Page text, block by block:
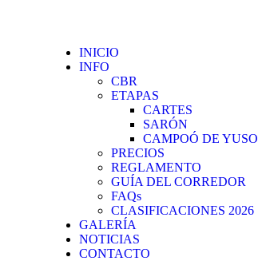
INICIO
INFO
CBR
ETAPAS
CARTES
SARÓN
CAMPOÓ DE YUSO
PRECIOS
REGLAMENTO
GUÍA DEL CORREDOR
FAQs
CLASIFICACIONES 2026
GALERÍA
NOTICIAS
CONTACTO